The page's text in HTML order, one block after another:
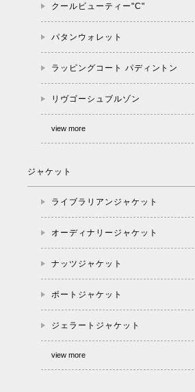
クールビューティー"C"
パタンウォレット
ラッピングコート パディントン
リヴゴーシュブルゾン
view more
ジャケット
ライブラリアンジャケット
オーディナリージャケット
ナッツジャケット
ポートジャケット
ジェラートジャケット
view more